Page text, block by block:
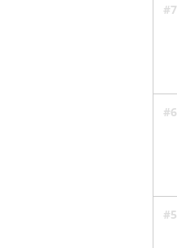
#7
#6
#5